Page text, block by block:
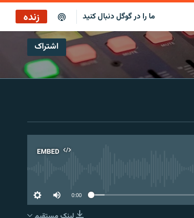
ما را در گوگل دنبال کنید زنده
پخش آنلاین
پخش رادیویی
اشتراک
EMBED
0:00